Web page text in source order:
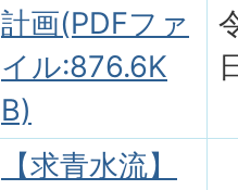
計画(PDFファ
イル:876.6K
B)
【求青水流】